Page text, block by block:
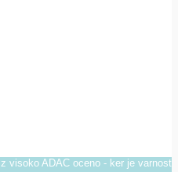
visoko ADAC oceno - ker je varnost